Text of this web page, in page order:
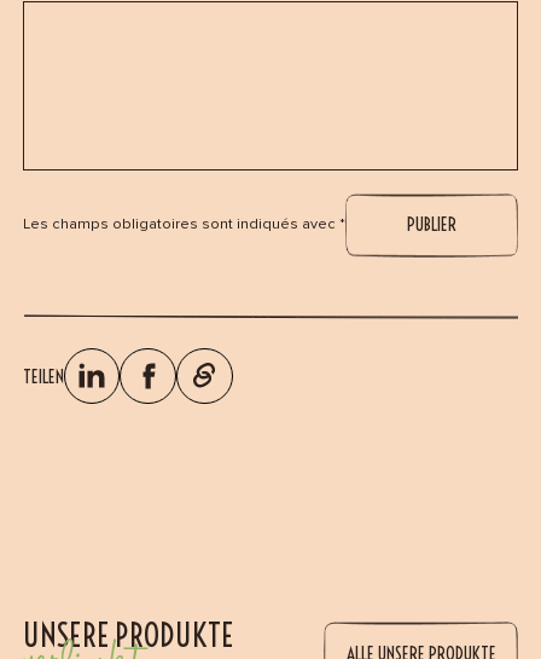
Les champs obligatoires sont indiqués avec *
TEILEN
UNSERE PRODUKTE ALLE UNSERE PRODUKTE